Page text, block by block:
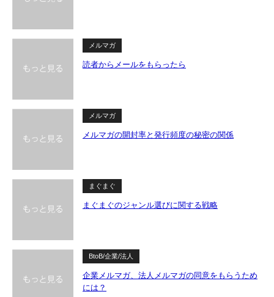
メルマガ
読者からメールをもらったら
メルマガ
メルマガの開封率と発行頻度の秘密の関係
まぐまぐ
まぐまぐのジャンル選びに関する戦略
BtoB/企業/法人
企業メルマガ、法人メルマガの同意をもらうため
には？